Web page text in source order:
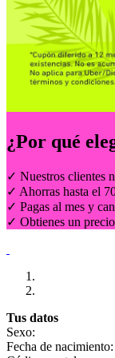
¿Por qué
✓ Nuestros clientes
✓ Ahorras hasta el
✓ Pagas al mes y
✓ Obtienes un
Tus datos
Sexo:
Fecha de nacimiento: